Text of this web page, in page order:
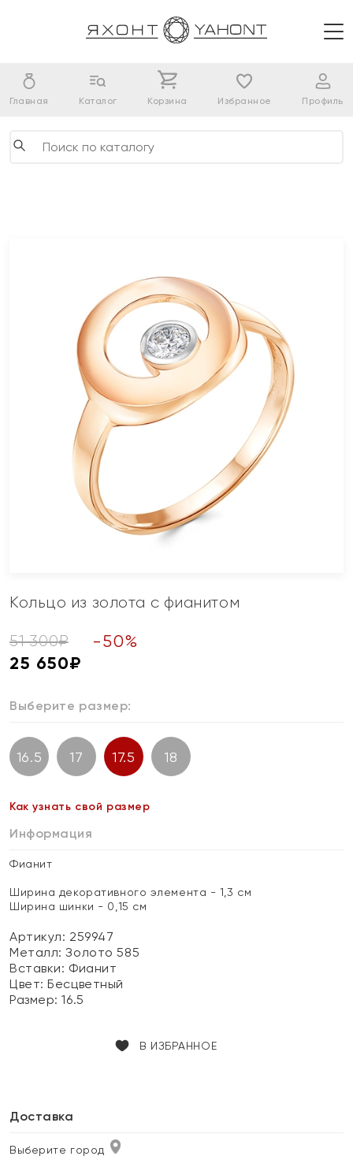
Главная Каталог Корзина Избранное Профиль
Кольцо из золота с фианитом
51 300₽ -50%
25 650₽
Выберите размер:
16.5 17 17.5 18
Как узнать свой размер
Информация
Фианит
Ширина декоративного элемента - 1,3 см
Ширина шинки - 0,15 см
Артикул: 259947
Металл:Золото 585
Вставки: Фианит
Цвет:Бесцветный
Размер:16.5
В ИЗБРАННОЕ
Доставка
Выберите город